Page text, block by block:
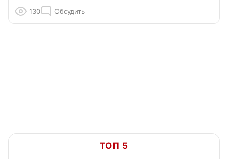
130 Обсудить
ТОП 5